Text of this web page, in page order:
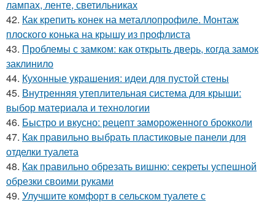
лампах, ленте, светильниках
42. Как крепить конек на металлопрофиле. Монтаж
плоского конька на крышу из профлиста
43. Проблемы с замком: как открыть дверь, когда замок
заклинило
44. Кухонные украшения: идеи для пустой стены
45. Внутренняя утеплительная система для крыши:
выбор материала и технологии
46. Быстро и вкусно: рецепт замороженного брокколи
47. Как правильно выбрать пластиковые панели для
отделки туалета
48. Как правильно обрезать вишню: секреты успешной
обрезки своими руками
49. Улучшите комфорт в сельском туалете с